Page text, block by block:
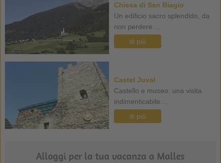
Chiesa di San Biagio
Un edificio sacro splendido, da
non perdere ...
di più
Castel Juval
Castello e museo: una visita
indimenticabile ...
di più
Alloggi per la tua vacanza a Malles